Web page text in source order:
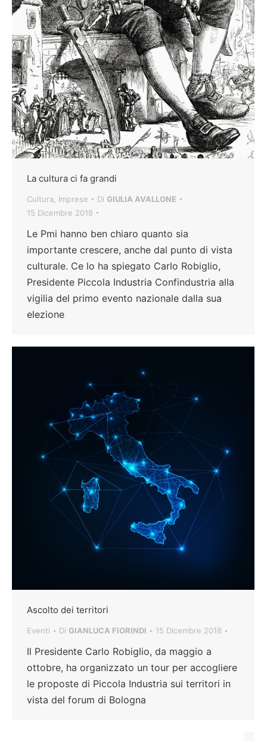
La cultura ci fa grandi
Cultura Imprese Di GIULIA AVALLONE
15 Dicembre 2018
Le Pmi hanno ben chiaro quanto sia
importante crescere, anche dal punto di vista
culturale. Ce lo ha spiegato Carlo Robiglio,
Presidente Piccola Industria Confindustria alla
vigilia del primo evento nazionale dalla sua
elezione
Ascolto dei territori
Eventi Di GIANLUCA FIORINDI 15 Dicembre 2018
Il Presidente Carlo Robiglio, da maggio a
ottobre, ha organizzato un tour per accogliere
le proposte di Piccola Industria sui territori in
vista del forum di Bologna